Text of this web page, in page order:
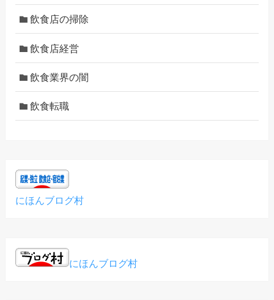
飲食店の掃除
飲食店経営
飲食業界の闇
飲食転職
にほんブログ村
にほんブログ村